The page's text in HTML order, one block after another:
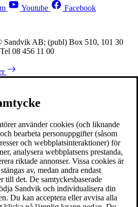
Youtube Facebook
AB; (publ) Box 510, 101 30
08 456 11 00
använder cookies (och liknande
bearbeta personuppgifter (såsom
och webbplatsinteraktioner) för
analysera webbplatsens prestanda,
riktade annonser. Vissa cookies är
av, medan andra endast
till det. De samtyckesbaserade
Sandvik och individualisera din
Du kan acceptera eller avvisa alla